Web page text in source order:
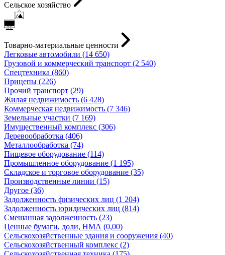
Сельское хозяйство
Товарно-материальные ценности
Легковые автомобили (14 650)
Грузовой и коммерческий транспорт (2 540)
Спецтехника (860)
Прицепы (226)
Прочий транспорт (29)
Жилая недвижимость (6 428)
Коммерческая недвижимость (7 346)
Земельные участки (7 169)
Имущественный комплекс (306)
Деревообработка (406)
Металлообработка (74)
Пищевое оборудование (114)
Промышленное оборудование (1 195)
Складское и торговое оборудование (35)
Производственные линии (15)
Другое (36)
Задолженность физических лиц (1 204)
Задолженность юридических лиц (814)
Смешанная задолженность (23)
Ценные бумаги, доли, НМА (0,00)
Сельскохозяйственные здания и сооружения (40)
Сельскохозяйственный комплекс (2)